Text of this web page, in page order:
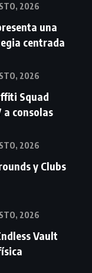
2026
una
centrada
2026
Squad
consolas
2026
y Clubs
2026
Vault